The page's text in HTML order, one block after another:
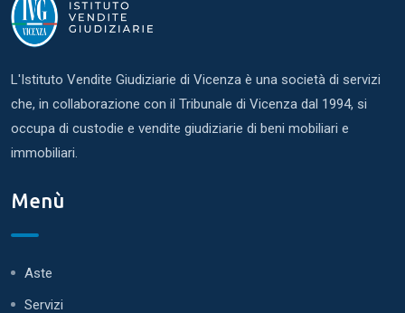
L'Istituto Vendite Giudiziarie di Vicenza è una società di servizi
che, in collaborazione con il Tribunale di Vicenza dal 1994, si
occupa di custodie e vendite giudiziarie di beni mobiliari e
immobiliari.
Menù
Aste
Servizi